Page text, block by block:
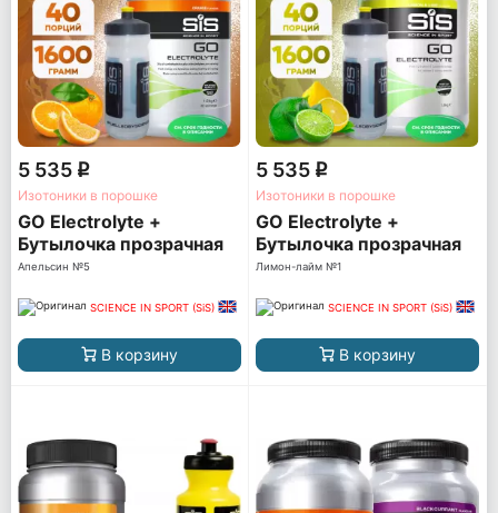
5 535 q
Изотоники в порошке
GO Electrolyte +
Бутылочка прозрачная
Апельсин №5
SCIENCE IN SPORT (SiS)
В корзину
5 535 q
Изотоники в порошке
GO Electrolyte +
Бутылочка прозрачная
Лимон-лайм №1
SCIENCE IN SPORT (SiS)
В корзину